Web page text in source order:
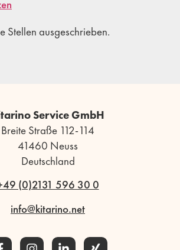
Stellen ausgeschrieben.
Service GmbH
Breite Straße 112-114
41460 Neuss
Deutschland
(0)2131 596 30 0
info@kitarino.net